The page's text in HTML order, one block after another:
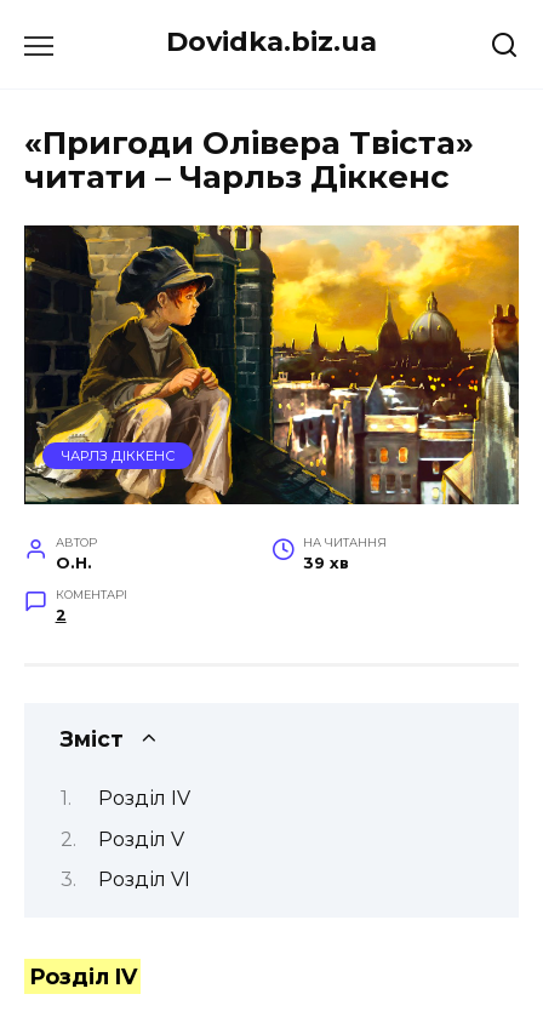
до
Dovidka.biz.ua
«Пригоди Олівера Твіста»
читати – Чарльз Діккенс
ЧАРЛЗ ДІККЕНС
АВТОР
O.H.
НА ЧИТАННЯ
39 хв
КОМЕНТАРІ
2
Зміст
Розділ IV
Розділ V
Розділ VI
Розділ IV